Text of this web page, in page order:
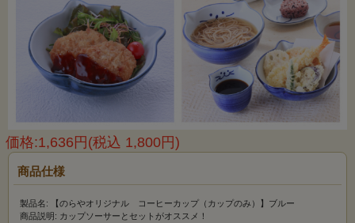
価格:1,636円(税込 1,800円)
商品仕様
製品名: 【のらやオリジナル コーヒーカップ（カップのみ）】ブルー
商品説明: カップソーサーとセットがオススメ！